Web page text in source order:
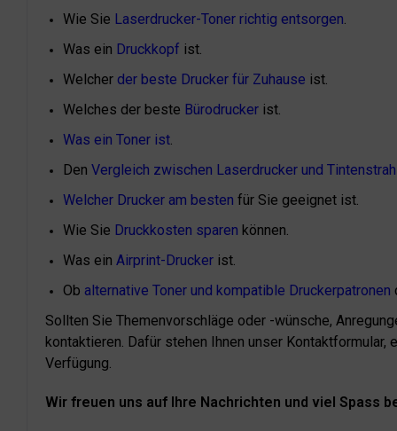
Wie Sie Laserdrucker-Toner richtig entsorgen.
Was ein Druckkopf ist.
Welcher der beste Drucker für Zuhause ist.
Welches der beste Bürodrucker ist.
Was ein Toner ist.
Den Vergleich zwischen Laserdrucker und
Welcher Drucker am besten für Sie geeignet ist.
Wie Sie Druckkosten sparen können.
Was ein Airprint-Drucker ist.
Ob alternative Toner und kompatible Druckerpatronen
Sollten Sie Themenvorschläge oder -wünsche,
kontaktieren. Dafür stehen Ihnen unser
Verfügung.
Wir freuen uns auf Ihre Nachrichten und viel Spass